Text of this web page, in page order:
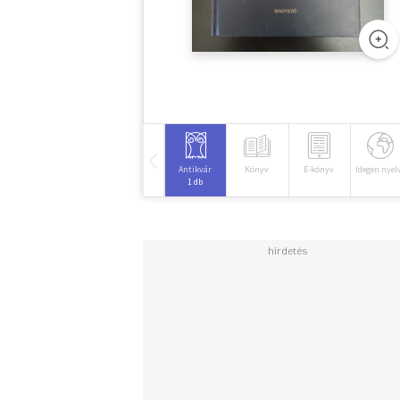
Antikvár
1 db
Könyv E-könyv Idegen